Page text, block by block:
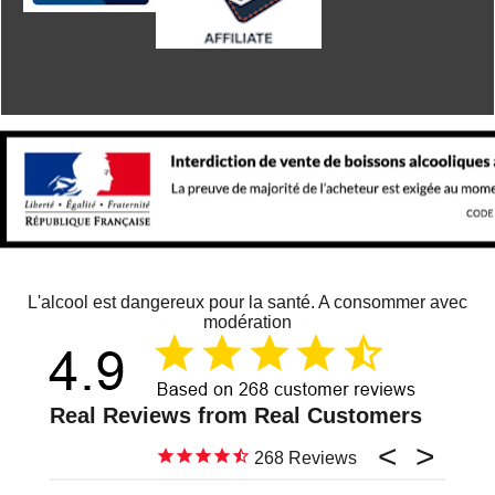
L'alcool est dangereux pour la santé. A consommer avec
modération
268